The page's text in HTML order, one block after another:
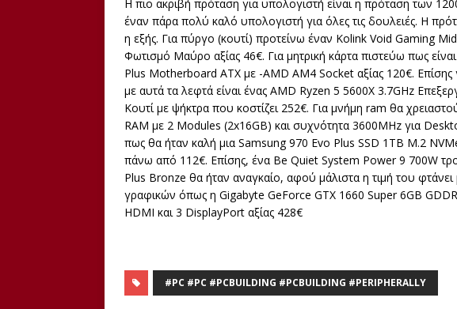
Η πιο ακριβή πρόταση για υπολογιστή είναι η πρόταση των
έναν πάρα πολύ καλό υπολογιστή για όλες τις δουλειές. Η
η εξής. Για πύργο (κουτί) προτείνω έναν Kolink Void Gaming
Φωτισμό Μαύρο αξίας 46€. Για μητρική κάρτα πιστεύω πως
Plus Motherboard ATX με -AMD AM4 Socket αξίας 120€. Επίσης
με αυτά τα λεφτά είναι ένας AMD Ryzen 5 5600X 3.7GHz
Κουτί με ψήκτρα που κοστίζει 252€. Για μνήμη ram θα
RAM με 2 Modules (2x16GB) και συχνότητα 3600MHz για
πως θα ήταν καλή μια Samsung 970 Evo Plus SSD 1TB M.2
πάνω από 112€. Επίσης, ένα Be Quiet System Power 9 700W
Plus Bronze θα ήταν αναγκαίο, αφού μάλιστα η τιμή του φτάνει
γραφικών όπως η Gigabyte GeForce GTX 1660 Super 6GB
HDMI και 3 DisplayPort αξίας 428€
#PC #PC #PCBUILDING #PCBUILDING #PERIPHERALLY